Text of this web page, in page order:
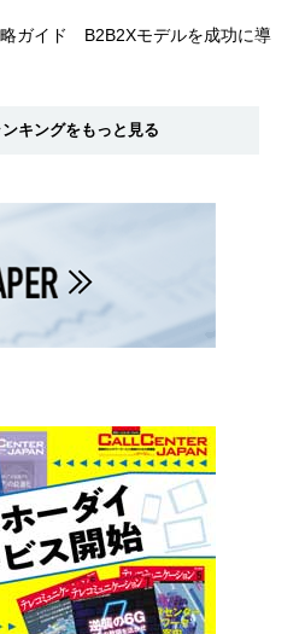
ガイド B2B2Xモデルを成功に導
キングをもっと見る